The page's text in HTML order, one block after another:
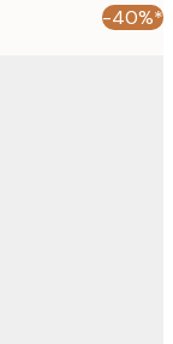
-40%*